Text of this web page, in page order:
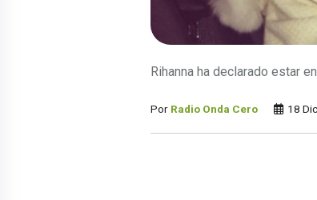
Rihanna ha declarado estar
Por Radio Onda Cero 18